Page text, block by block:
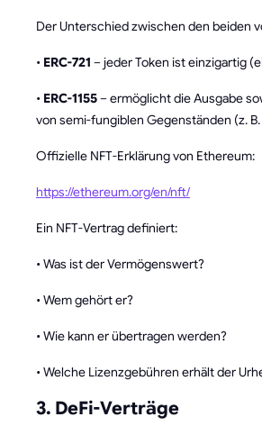
Der Unterschied zwischen den beiden
• ERC-721 – jeder Token ist einzigartig
• ERC-1155– ermöglicht die Ausgabe
von semi-fungiblen Gegenständen (z.
Offizielle NFT-Erklärung von Ethereum:
https://ethereum.org/en/nft/
Ein NFT-Vertrag definiert:
• Was ist der Vermögenswert?
• Wem gehört er?
• Wie kann er übertragen werden?
• Welche Lizenzgebühren erhält der
3. DeFi-Verträge